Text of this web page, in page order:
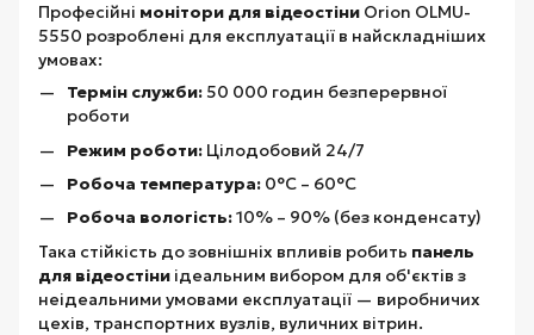
Професійні монітори для відеостіни Orion OLMU-
5550 розроблені для експлуатації в найскладніших
умовах:
Термін служби: 50 000 годин безперервної
роботи
Режим роботи: Цілодобовий 24/7
Робоча температура: 0°С – 60°С
Робоча вологість:10% – 90% (без конденсату)
Така стійкість до зовнішніх впливів робить панель
для відеостіни ідеальним вибором для об'єктів з
неідеальними умовами експлуатації — виробничих
цехів, транспортних вузлів, вуличних вітрин.